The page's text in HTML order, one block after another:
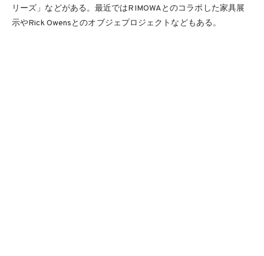
リーズ」などがある。最近ではRIMOWAとのコラボした家具展
示やRick Owensとのオブジェプロジェクトなどもある。